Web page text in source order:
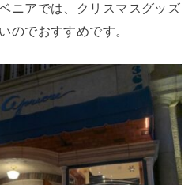
ニアでは、クリスマスグッズ
のでおすすめです。